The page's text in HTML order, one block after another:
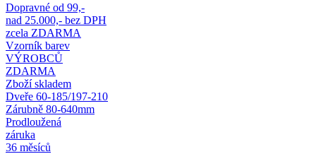
Dopravné od 99,-
nad 25.000,- bez DPH
zcela ZDARMA
Vzorník barev
VÝROBCŮ
ZDARMA
Zboží skladem
Dveře 60-185/197-210
Zárubně 80-640mm
Prodloužená
záruka
36 měsíců